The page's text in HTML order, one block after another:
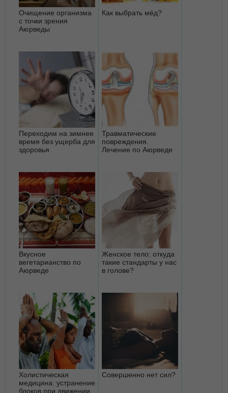
Очищение организма
с точки зрения
Аюрведы
Как выбрать мёд?
Переходим на зимнее
время без ущерба для
здоровья
Травматические
повреждения.
Лечение по Аюрведе
Вкусное
вегетарианство по
Аюрведе
Женское тело: откуда
такие стандарты у нас
в голове?
Холистическая
медицина: устранение
блоков при движении
Совершенно нет сил?